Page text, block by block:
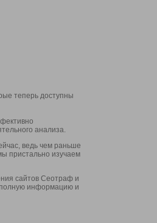
теперь доступны
анализа.
ведь чем раньше
пристально изучаем
сайтов Сеотраф и
полную информацию и